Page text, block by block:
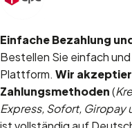
Einfache Bezahlung
Bestellen Sie einfach
Plattform. Wir
Zahlungsmethoden(
Express, Sofort, Giropay